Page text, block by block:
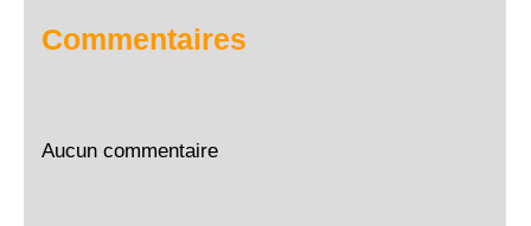
Commentaires
Aucun commentaire